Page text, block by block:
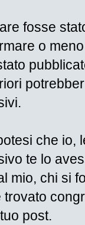
fosse
o
che io,
te lo
mio, chi si
trovato
post.